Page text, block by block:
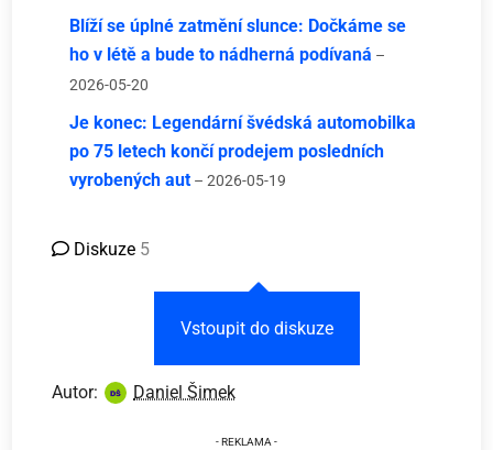
Blíží se úplné zatmění slunce: Dočkáme se
ho v létě a bude to nádherná podívaná –
2026-05-20
Je konec: Legendární švédská automobilka
po 75 letech končí prodejem posledních
vyrobených aut – 2026-05-19
Diskuze 5
Vstoupit do diskuze
Autor: Daniel Šimek